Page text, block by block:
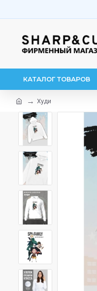
КАТАЛОГ ТОВАРОВ
Худи